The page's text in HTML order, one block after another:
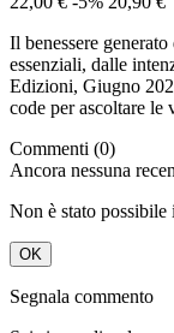
Il benessere
essenziali, dalle
Edizioni, Giugno
code per ascoltare le
Commenti (0)
Ancora nessuna
Non è stato
OK
Segnala commento